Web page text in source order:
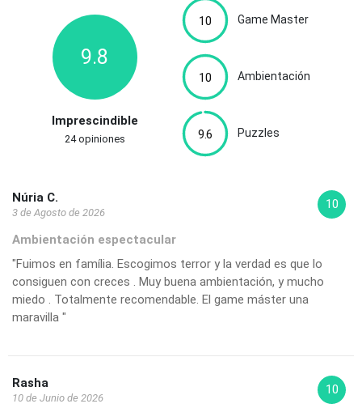
9.8
Imprescindible
24 opiniones
10 Game Master
10 Ambientación
9.6 Puzzles
Núria C.
3 de Agosto de 2026
10
Ambientación espectacular
"Fuimos en família. Escogimos terror y la verdad es que lo
consiguen con creces . Muy buena ambientación, y mucho
miedo . Totalmente recomendable. El game máster una
maravilla "
Rasha
10 de Junio de 2026
10